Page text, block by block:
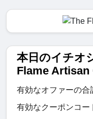
本日のイチオ
Flame Artisan
有効なオファーの合
有効なクーポンコー